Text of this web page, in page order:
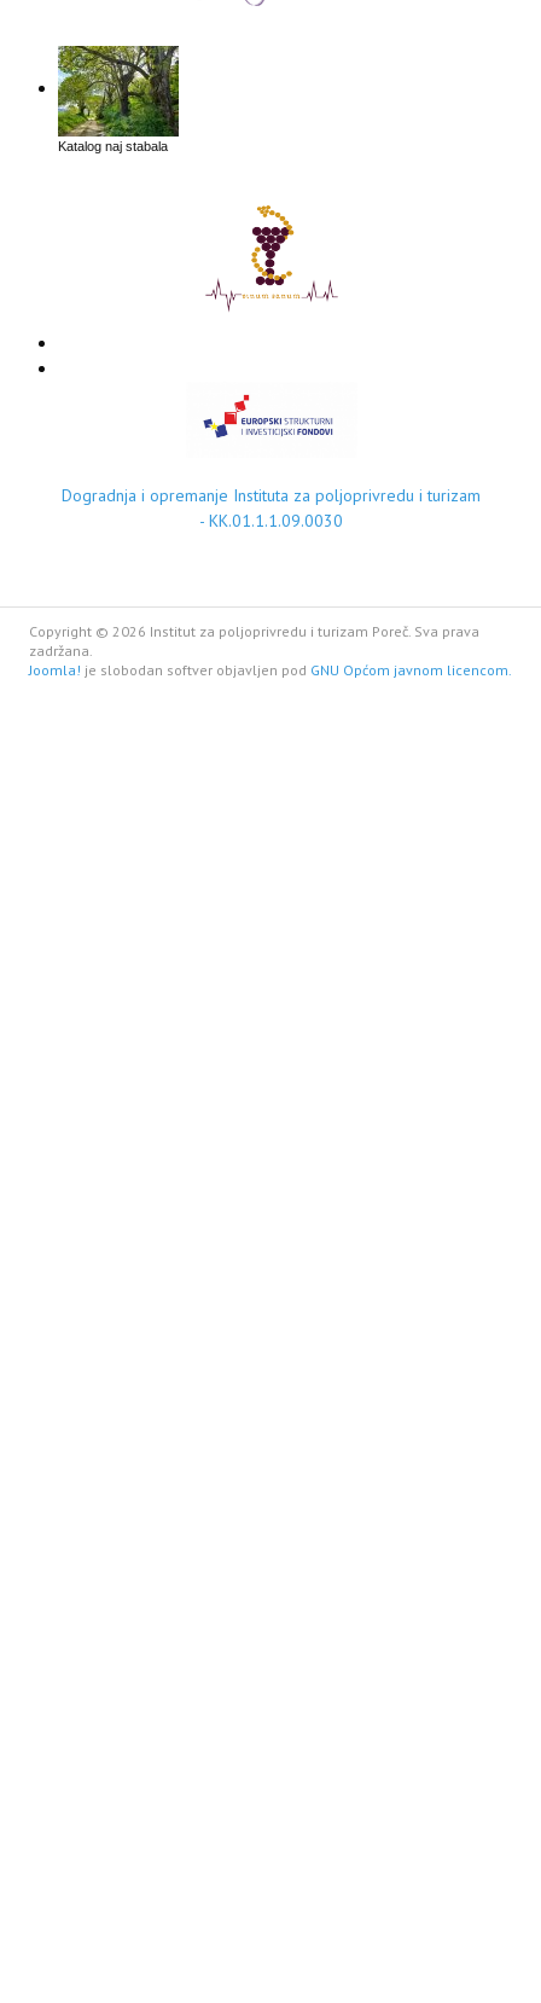
Katalog naj stabala
Dogradnja i opremanje Instituta za poljoprivredu i turizam
- KK.01.1.1.09.0030
Copyright © 2026 Institut za poljoprivredu i turizam Poreč. Sva prava
zadržana.
Joomla! je slobodan softver objavljen pod GNU Općom javnom licencom.